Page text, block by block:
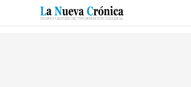
SUCESOS CULTURAS ESPECIALES DEPORTES